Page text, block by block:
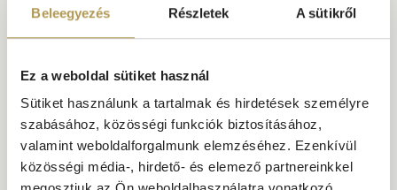
Beleegyezés Részletek A sütikről
Ez a weboldal sütiket használ
Sütiket használunk a tartalmak és hirdetések személyre
szabásához, közösségi funkciók biztosításához,
valamint weboldalforgalmunk elemzéséhez. Ezenkívül
közösségi média-, hirdető- és elemező partnereinkkel